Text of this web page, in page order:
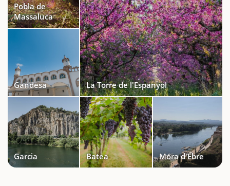
Pobla de
Massaluca
Gandesa La Torre de l'Espanyol
Garcia Batea Móra d'Ebre